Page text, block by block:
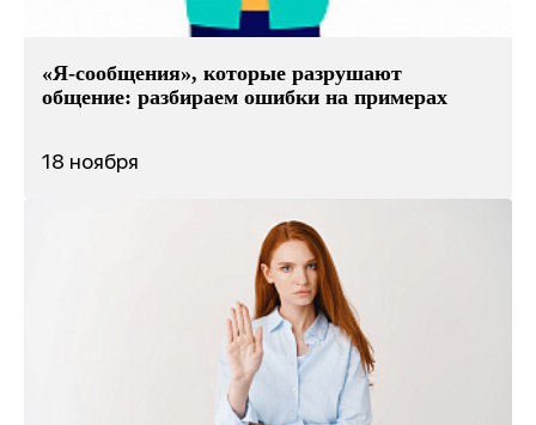
«Я-сообщения», которые разрушают
общение: разбираем ошибки на примерах
18 ноября